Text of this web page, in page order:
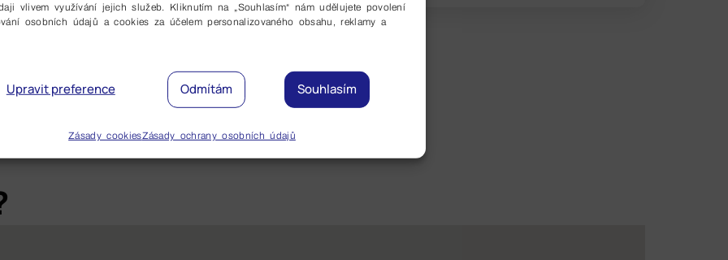
vlivem využívání jejich služeb. Kliknutím na „Souhlasím“ nám udělujete povolení
osobních údajů a cookies za účelem personalizovaného obsahu, reklamy a
Souhlasím
Odmítám
Upravit preference
Zásady cookiesZásady ochrany osobních údajů
ahUeISUKQtM